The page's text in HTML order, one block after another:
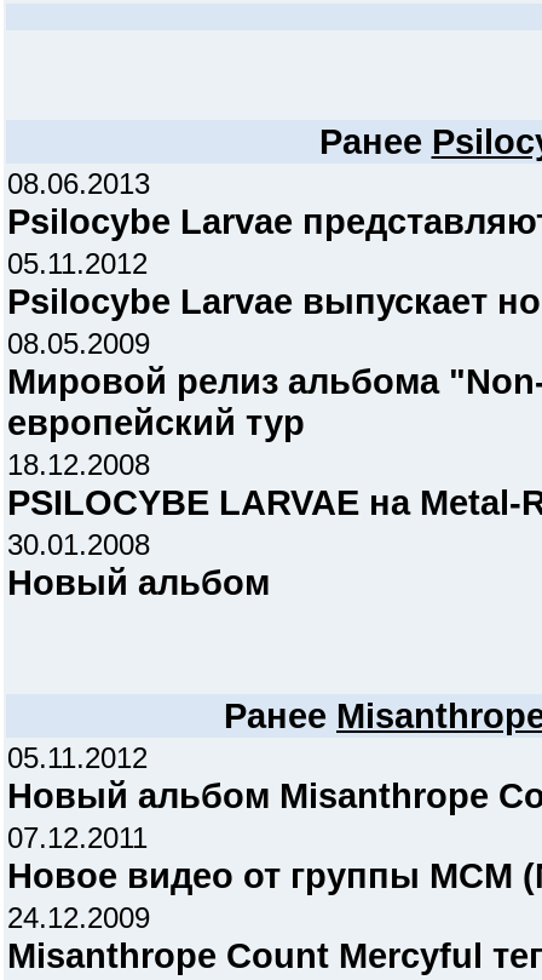
Ранее
08.06.2013
Psilocybe Larvae
05.11.2012
Psilocybe Larvae выпускает
08.05.2009
Мировой релиз альбома
европейский тур
18.12.2008
PSILOCYBE LARVAE на Metal-
30.01.2008
Новый альбом
Ранее
05.11.2012
Новый альбом Misanthrope
07.12.2011
Новое видео от группы MCM
24.12.2009
Misanthrope Count Mercyful